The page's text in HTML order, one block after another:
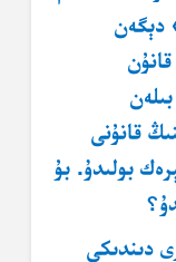
دېگەن
قانۇنى
بولىدۇ. بۇ
دىندىكى